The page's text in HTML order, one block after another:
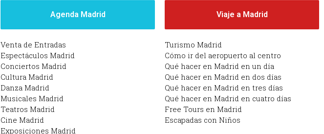
Agenda Madrid
Venta de Entradas
Espectáculos Madrid
Conciertos Madrid
Cultura Madrid
Danza Madrid
Musicales Madrid
Teatros Madrid
Cine Madrid
Exposiciones Madrid
Viaje a Madrid
Turismo Madrid
Cómo ir del aeropuerto al centro
Qué hacer en Madrid en un día
Qué hacer en Madrid en dos días
Qué hacer en Madrid en tres días
Qué hacer en Madrid en cuatro días
Free Tours en Madrid
Escapadas con Niños